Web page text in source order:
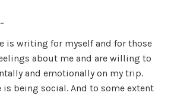
is writing for myself and for those
about me and are willing to
and emotionally on my trip.
is being social. And to some extent